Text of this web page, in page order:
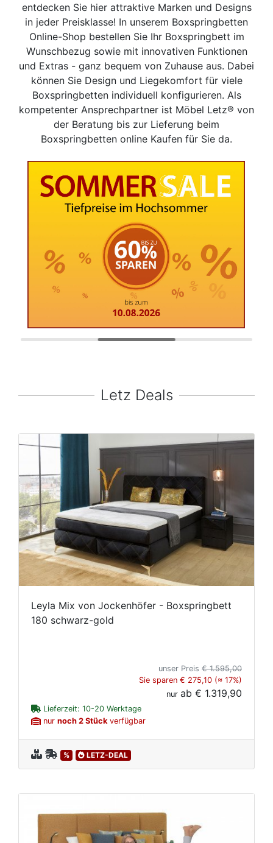
entdecken Sie hier attraktive Marken und Designs
in jeder Preisklasse! In unserem Boxspringbetten
Online-Shop bestellen Sie Ihr Boxspringbett im
Wunschbezug sowie mit innovativen Funktionen
und Extras - ganz bequem von Zuhause aus. Dabei
können Sie Design und Liegekomfort für viele
Boxspringbetten individuell konfigurieren. Als
kompetenter Ansprechpartner ist Möbel Letz® von
der Beratung bis zur Lieferung beim
Boxspringbetten online Kaufen für Sie da.
Letz Deals
Leyla Mix von Jockenhöfer - Boxspringbett
180 schwarz-gold
unser Preis € 1.595,00
Sie sparen € 275,10 (≈ 17%)
nur ab € 1.319,90
Lieferzeit: 10-20 Werktage
nur noch 2 Stück verfügbar
% LETZ-DEAL